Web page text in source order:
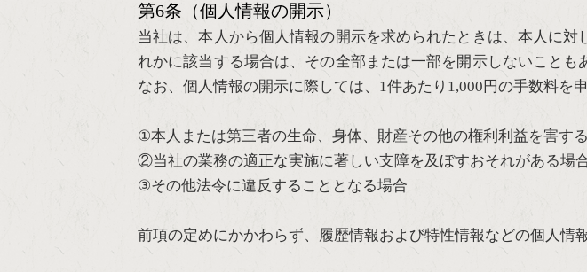
第6条（個人情報の開示）
当社は、本人から個人情報の開示を求められたときは、本人に
れかに該当する場合は、その全部または一部を開示しないこと
なお、個人情報の開示に際しては、1件あたり1,000円の手数料を
①本人または第三者の生命、身体、財産その他の権利利益を害す
②当社の業務の適正な実施に著しい支障を及ぼすおそれがある場
③その他法令に違反することとなる場合
前項の定めにかかわらず、履歴情報および特性情報などの個人情